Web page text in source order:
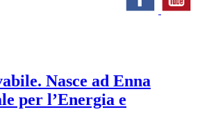
Nasce ad Enna
per l’Energia e